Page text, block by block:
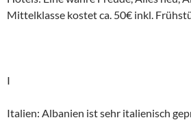
Mittelklasse kostet ca. 50€ inkl.
I
Italien: Albanien ist sehr italienisch